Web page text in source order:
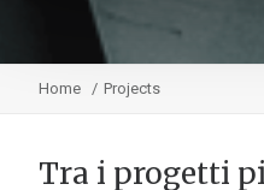
Home Projects
Tra i progetti